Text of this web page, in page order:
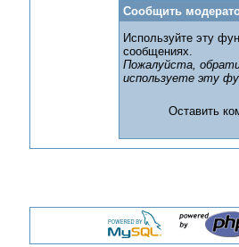
Сообщить
Используйте эту
сообщениях.
Пожалуйста,
используете эту
Оставить